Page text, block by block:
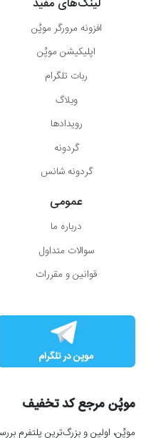
لینک‌های مفید
افزونه مرورگر موپُن
اپلیکیشن موپُن
ربات تلگرام
وبلاگ
رویدادها
گردونه
گردونه شانس
عمومی
درباره ما
سوالات متداول
قوانین و مقررات
موپُن مرجع کد تخفیف
موپُن، اولین و بزرگ‌ترین پلتفرم